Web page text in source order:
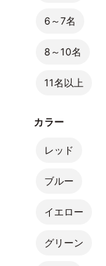
6～7名
8～10名
11名以上
カラー
レッド
ブルー
イエロー
グリーン